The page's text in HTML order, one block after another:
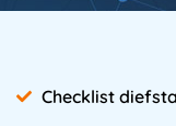
Checklist